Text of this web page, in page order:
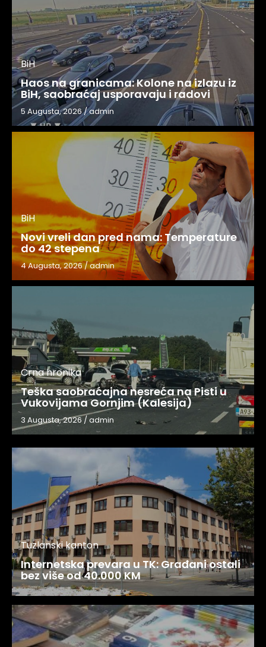
BiH
Haos na granicama: Kolone na izlazu iz
BiH, saobraćaj usporavaju i radovi
5 Augusta, 2026/admin
BiH
Novi vreli dan pred nama: Temperature
do 42 stepena
4 Augusta, 2026/admin
Crna hronika
Teška saobraćajna nesreća na Pisti u
Vukovijama Gornjim (Kalesija)
3 Augusta, 2026/admin
Tuzlanski kanton
Internetska prevara u TK: Građani ostali
bez više od 40.000 KM